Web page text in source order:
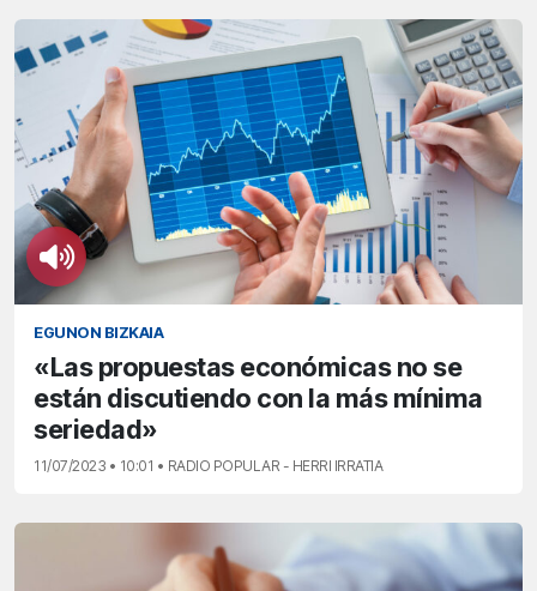
EGUNON BIZKAIA
«Las propuestas económicas no se
están discutiendo con la más mínima
seriedad»
11/07/2023 • 10:01 • RADIO POPULAR - HERRI IRRATIA